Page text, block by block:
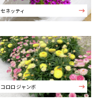
セネッティ
コロロ ジャンボ